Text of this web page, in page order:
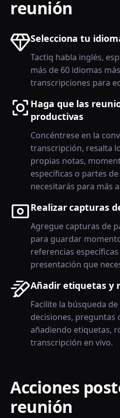
reunión
Selecciona tu
Tactiq habla inglés,
más de 60 idiomas
transcripciones para
Haga que las
productivas
Concéntrese en la
transcripción, resalta
propias notas,
específicas o partes
necesitarás para más
Realizar capturas
Agregue capturas de
para guardar
referencias
presentación que
Añadir etiquetas y
Facilite la búsqueda
decisiones, preguntas
añadiendo etiquetas,
transcripción en vivo.
Acciones
reunión